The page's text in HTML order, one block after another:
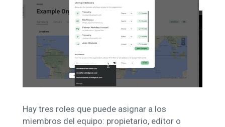
Hay tres roles que puede asignar a los
miembros del equipo: propietario, editor o